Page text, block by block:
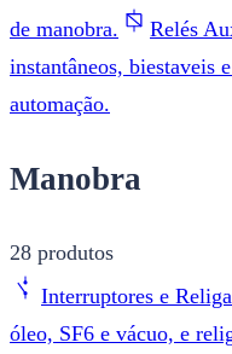
de manobra.
Relés
instantâneos, biestaveis
automação.
Manobra
28 produtos
Interruptores e
óleo, SF6 e vácuo, e